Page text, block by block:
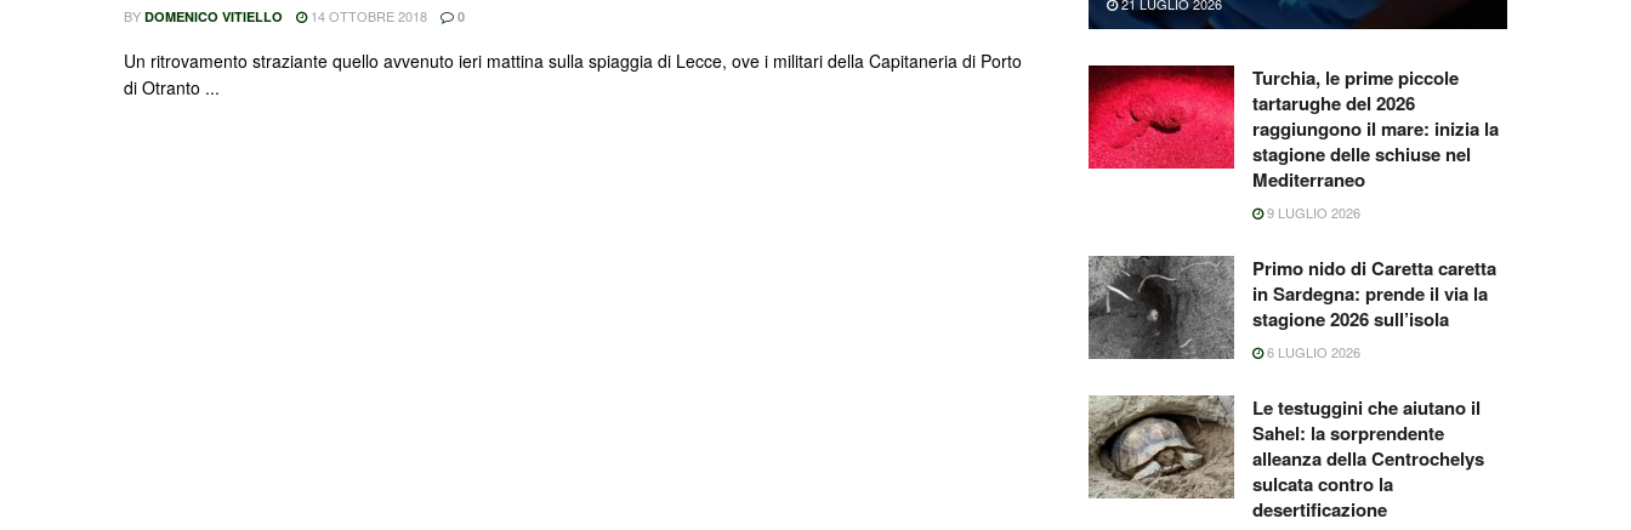
BY DOMENICO VITIELLO 14 OTTOBRE 2018 0
Un ritrovamento straziante quello avvenuto ieri mattina sulla spiaggia di Lecce, ove i militari della Capitaneria di Porto
di Otranto ...
Turchia, le prime piccole
tartarughe del 2026
raggiungono il mare: inizia la
stagione delle schiuse nel
Mediterraneo
9 LUGLIO 2026
Primo nido di Caretta caretta
in Sardegna: prende il via la
stagione 2026 sull’isola
6 LUGLIO 2026
Le testuggini che aiutano il
Sahel: la sorprendente
alleanza della Centrochelys
sulcata contro la
desertificazione